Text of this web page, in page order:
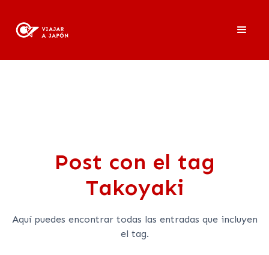
Post con el tag
Takoyaki
Aquí puedes encontrar todas las entradas que incluyen
el tag.